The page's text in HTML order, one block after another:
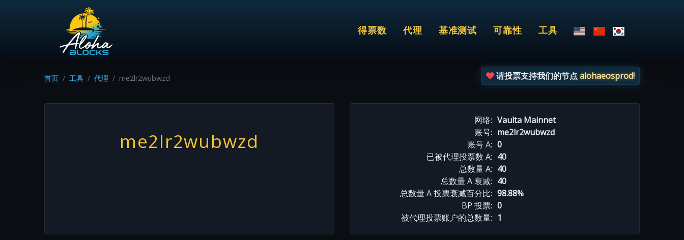
得票数 代理 基准测试 可靠性 工具
首页 工具 代理 me2lr2wubwzd 请投票支持我们的节点alohaeosprod!
me2lr2wubwzd
网络: Vaulta Mainnet
账号: me2lr2wubwzd
账号 A: 0
已被代理投票数 A: 40
总数量 A: 40
总数量 A 衰减: 40
总数量 A 投票衰减百分比: 98.88%
BP 投票: 0
被代理投票账户的总数量: 1